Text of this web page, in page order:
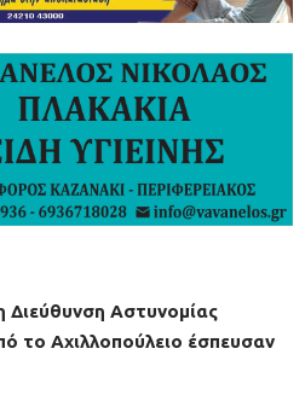
Αστυνομίας
το Αχιλλοπούλειο έσπευσαν